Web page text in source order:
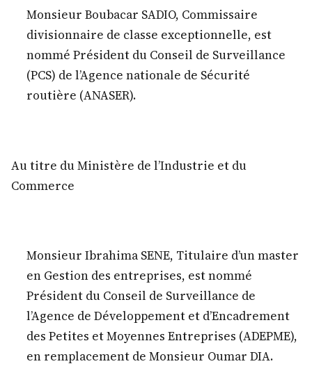
Monsieur Boubacar SADIO, Commissaire
divisionnaire de classe exceptionnelle, est
nommé Président du Conseil de Surveillance
(PCS) de l’Agence nationale de Sécurité
routière (ANASER).
Au titre du Ministère de l’Industrie et du
Commerce
Monsieur Ibrahima SENE, Titulaire d’un master
en Gestion des entreprises, est nommé
Président du Conseil de Surveillance de
l’Agence de Développement et d’Encadrement
des Petites et Moyennes Entreprises (ADEPME),
en remplacement de Monsieur Oumar DIA.